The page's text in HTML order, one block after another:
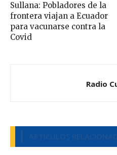
Sullana: Pobladores de la
frontera viajan a Ecuador
para vacunarse contra la
Covid
Radio
ARTÍCULOS